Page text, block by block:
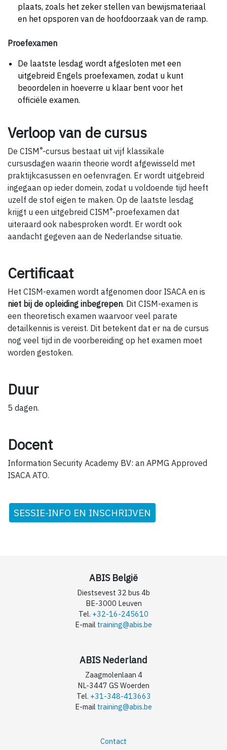
plaats, zoals het zeker stellen van bewijsmateriaal
en het opsporen van de hoofdoorzaak van de ramp.
Proefexamen
De laatste lesdag wordt afgesloten met een
uitgebreid Engels proefexamen, zodat u kunt
beoordelen in hoeverre u klaar bent voor het
officiële examen.
Verloop van de cursus
De CISM ®-cursus bestaat uit vijf klassikale
cursusdagen waarin theorie wordt afgewisseld met
praktijkcasussen en oefenvragen. Er wordt uitgebreid
ingegaan op ieder domein, zodat u voldoende tijd heeft
uzelf de stof eigen te maken. Op de laatste lesdag
krijgt u een uitgebreid CISM ®-proefexamen dat
uiteraard ook nabesproken wordt. Er wordt ook
aandacht gegeven aan de Nederlandse situatie.
Certificaat
Het CISM-examen wordt afgenomen door ISACA en is
niet bij de opleiding inbegrepen. Dit CISM-examen is
een theoretisch examen waarvoor veel parate
detailkennis is vereist. Dit betekent dat er na de cursus
nog veel tijd in de voorbereiding op het examen moet
worden gestoken.
Duur
5 dagen.
Docent
Information Security Academy BV: an APMG Approved
ISACA ATO.
SESSIE-INFO EN INSCHRIJVEN
ABIS België
Diestsevest 32 bus 4b
BE-3000 Leuven
Tel. +32-16-245610
E-mail training@abis.be
ABIS Nederland
Zaagmolenlaan 4
NL-3447 GS Woerden
Tel. +31-348-413663
E-mail training@abis.be
Contact